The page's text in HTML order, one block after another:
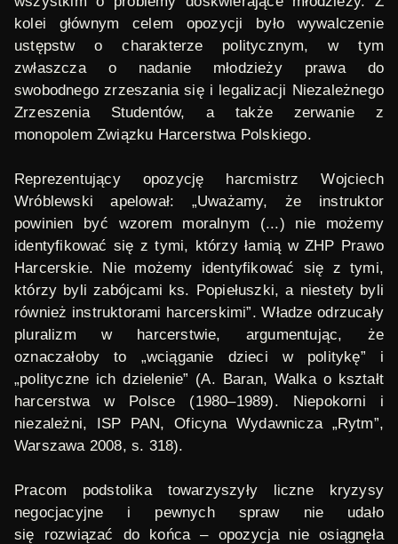
kolei głównym celem opozycji było wywalczenie
ustępstw o charakterze politycznym, w tym
zwłaszcza o nadanie młodzieży prawa do
swobodnego zrzeszania się i legalizacji Niezależnego
Zrzeszenia Studentów, a także zerwanie z
monopolem Związku Harcerstwa Polskiego.
Reprezentujący opozycję harcmistrz Wojciech
Wróblewski apelował: „Uważamy, że instruktor
powinien być wzorem moralnym (...) nie możemy
identyfikować się z tymi, którzy łamią w ZHP Prawo
Harcerskie. Nie możemy identyfikować się z tymi,
którzy byli zabójcami ks. Popiełuszki, a niestety byli
również instruktorami harcerskimi”. Władze odrzucały
pluralizm w harcerstwie, argumentując, że
oznaczałoby to „wciąganie dzieci w politykę” i
„polityczne ich dzielenie” (A. Baran, Walka o kształt
harcerstwa w Polsce
(1980–1989). Niepokorni i
niezależni, ISP PAN, Oficyna Wydawnicza „Rytm”,
Warszawa 2008, s. 318).
Pracom podstolika towarzyszyły liczne kryzysy
negocjacyjne i pewnych spraw nie udało
się rozwiązać do końca – opozycja nie osiągnęła